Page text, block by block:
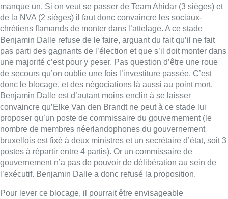
manque un. Si on veut se passer de Team Ahidar (3 sièges) et
de la NVA (2 sièges) il faut donc convaincre les sociaux-
chrétiens flamands de monter dans l’attelage. A ce stade
Benjamin Dalle refuse de le faire, arguant du fait qu’il ne fait
pas parti des gagnants de l’élection et que s’il doit monter dans
une majorité c’est pour y peser. Pas question d’être une roue
de secours qu’on oublie une fois l’investiture passée. C’est
donc le blocage, et des négociations là aussi au point mort.
Benjamin Dalle est d’autant moins enclin à se laisser
convaincre qu’Elke Van den Brandt ne peut à ce stade lui
proposer qu’un poste de commissaire du gouvernement (le
nombre de membres néerlandophones du gouvernement
bruxellois est fixé à deux ministres et un secrétaire d’état, soit 3
postes à répartir entre 4 partis). Or un commissaire de
gouvernement n’a pas de pouvoir de délibération au sein de
l’exécutif. Benjamin Dalle a donc refusé la proposition.
Pour lever ce blocage, il pourrait être envisageable